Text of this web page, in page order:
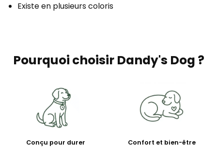
Existe en plusieurs coloris
Pourquoi choisir Dandy's Dog ?
Conçu pour durer
Confort et bien-être